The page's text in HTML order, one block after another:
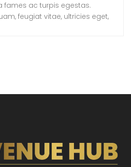
fames ac turpis egestas.
feugiat vitae, ultricies eget,